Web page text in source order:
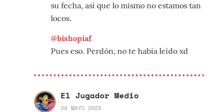
su fecha, así que lo mismo no estamos tan
locos.
@bishopiaf
Pues eso. Perdón, no te había leído xd
El Jugador Medio
28 MAYO 2021